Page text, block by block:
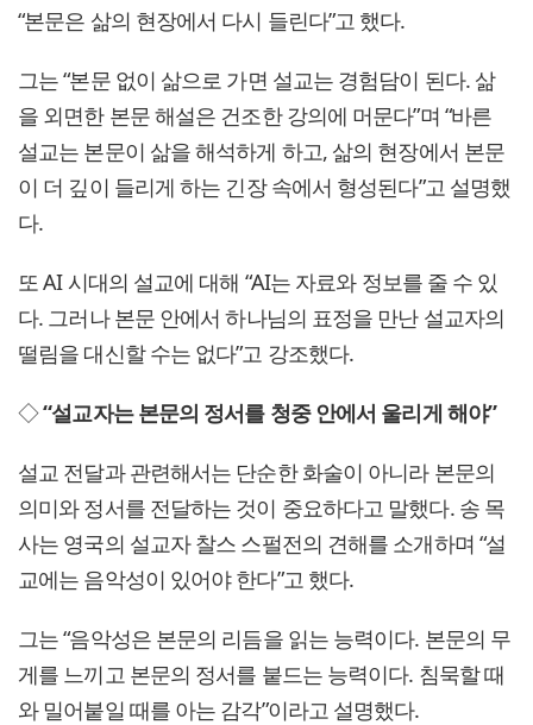
“본문은 삶의 현장에서 다시 들린다”고 했다.
그는 “본문 없이 삶으로 가면 설교는 경험담이 된다. 삶
을 외면한 본문 해설은 건조한 강의에 머문다”며 “바른
설교는 본문이 삶을 해석하게 하고, 삶의 현장에서 본문
이 더 깊이 들리게 하는 긴장 속에서 형성된다”고 설명했
다.
또 AI 시대의 설교에 대해 “AI는 자료와 정보를 줄 수 있
다. 그러나 본문 안에서 하나님의 표정을 만난 설교자의
떨림을 대신할 수는 없다”고 강조했다.
◇“설교자는 본문의 정서를 청중 안에서 울리게 해야”
설교 전달과 관련해서는 단순한 화술이 아니라 본문의
의미와 정서를 전달하는 것이 중요하다고 말했다. 송 목
사는 영국의 설교자 찰스 스펄전의 견해를 소개하며 “설
교에는 음악성이 있어야 한다”고 했다.
그는 “음악성은 본문의 리듬을 읽는 능력이다. 본문의 무
게를 느끼고 본문의 정서를 붙드는 능력이다. 침묵할 때
와 밀어붙일 때를 아는 감각”이라고 설명했다.